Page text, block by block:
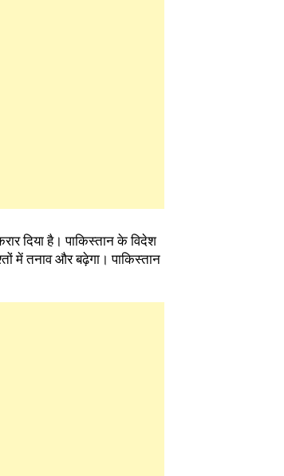
दिया है। पाकिस्तान के विदेश
में तनाव और बढ़ेगा। पाकिस्तान